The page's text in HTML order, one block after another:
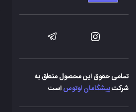
تمامی حقوق این محصول متعلق به
شرکتپیشگامان لوتوساست